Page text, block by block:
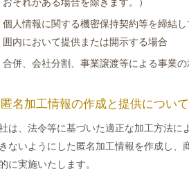
個人情報に関する機密保持契約等を締結
囲内において提供または開示する場合
合併、会社分割、事業譲渡等による事業
名加工情報の作成と提供について
は、法令等に基づいた適正な加工方法
ないようにした匿名加工情報を作成し、
に実施いたします。